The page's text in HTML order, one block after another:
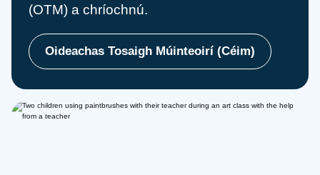
(OTM) a chríochnú.
Oideachas Tosaigh Múinteoirí (Céim)